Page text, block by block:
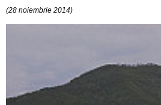
(28 noiembrie 2014)